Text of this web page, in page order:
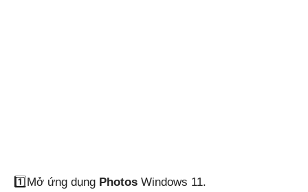
1️⃣Mở ứng dụng Photos Windows 11.